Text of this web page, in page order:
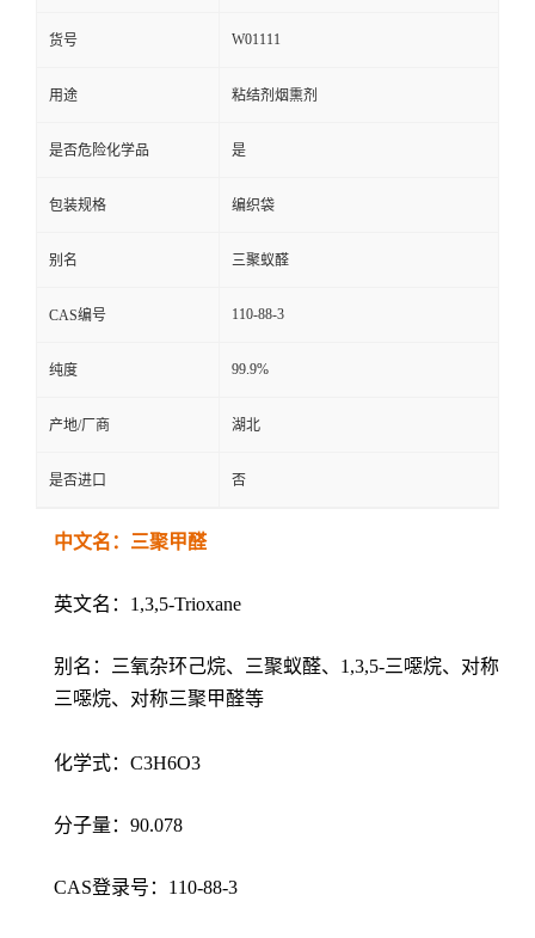
货号 W01111
用途 粘结剂烟熏剂
是否危险化学品 是
包装规格 编织袋
别名 三聚蚁醛
CAS编号 110-88-3
纯度 99.9%
产地/厂商 湖北
是否进口 否
中文名：三聚甲醛
英文名：1,3,5-Trioxane
别名：三氧杂环己烷、三聚蚁醛、1,3,5-三噁烷、对称
三噁烷、对称三聚甲醛等
化学式：C3H6O3
分子量：90.078
CAS登录号：110-88-3